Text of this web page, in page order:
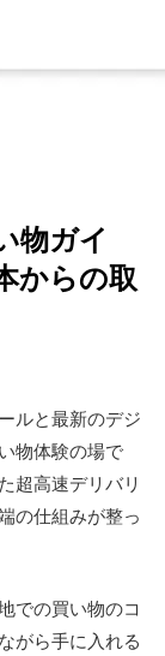
物ガイ
からの取
ルと最新のデジ
物体験の場で
超高速デリバリ
の仕組みが整っ
での買い物のコ
がら手に入れる